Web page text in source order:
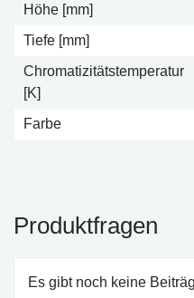
Höhe [mm]
Tiefe [mm]
Chromatizitätstemperatur
[K]
Farbe
Produktfragen
Es gibt noch keine